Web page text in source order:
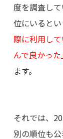
度を調査し
位にいるとい
際に利用し
んで良かっ
ます。
それでは、
別の順位も